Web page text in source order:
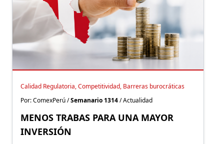
Calidad Regulatoria, Competitividad, Barreras burocráticas
Por: ComexPerú /Semanario 1314/ Actualidad
MENOS TRABAS PARA UNA MAYOR
INVERSIÓN